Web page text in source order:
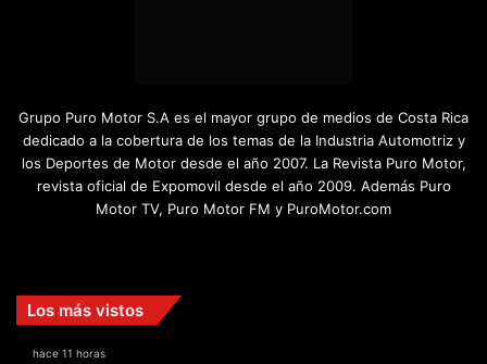
Grupo Puro Motor S.A es el mayor grupo de medios de Costa Rica
dedicado a la cobertura de los temas de la Industria Automotriz y
los Deportes de Motor desde el año 2007. La Revista Puro Motor,
revista oficial de Expomovil desde el año 2009. Además Puro
Motor TV, Puro Motor FM y PuroMotor.com
Los más vistos
hace 11 horas